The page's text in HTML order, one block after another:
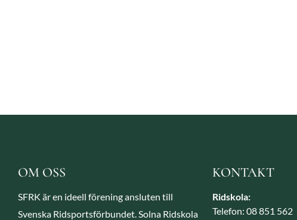
OM OSS
SFRK är en ideell förening ansluten till
Svenska Ridsportsförbundet. Solna Ridskola
KONTAKT
Ridskola:
Telefon: 08 851 562